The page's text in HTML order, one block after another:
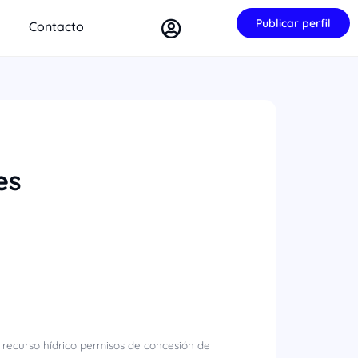
Contacto Publicar perfil
hídrico permisos de concesión de